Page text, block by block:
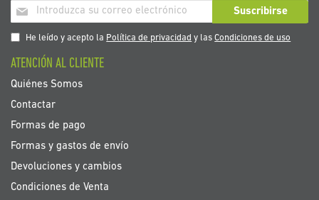
Inscríbase
a
nuestro
de
noticias:
Suscribirse
He leído y acepto la Política de privacidad y lasCondiciones de uso
ATENCIÓN AL CLIENTE
Quiénes Somos
Contactar
Formas de pago
Formas y gastos de envío
Devoluciones y cambios
Condiciones de Venta